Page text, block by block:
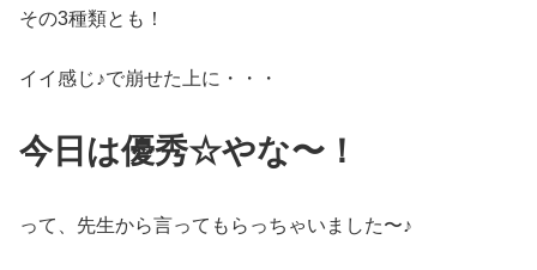
その3種類とも！
イイ感じ♪で崩せた上に・・・
今日は優秀☆やな〜！
って、先生から言ってもらっちゃいました〜♪